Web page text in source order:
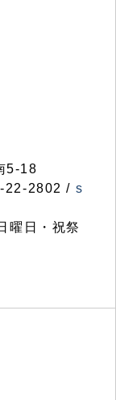
5-18
22-2802 / s
曜日・祝祭